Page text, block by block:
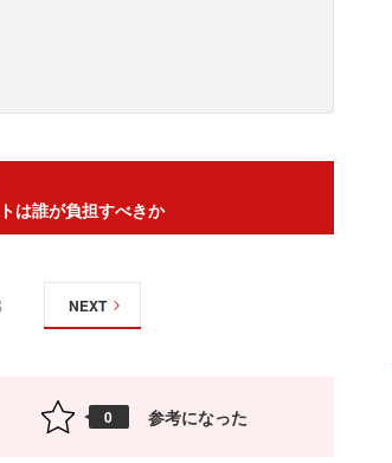
は誰が負担すべきか
NEXT
0 参考になった